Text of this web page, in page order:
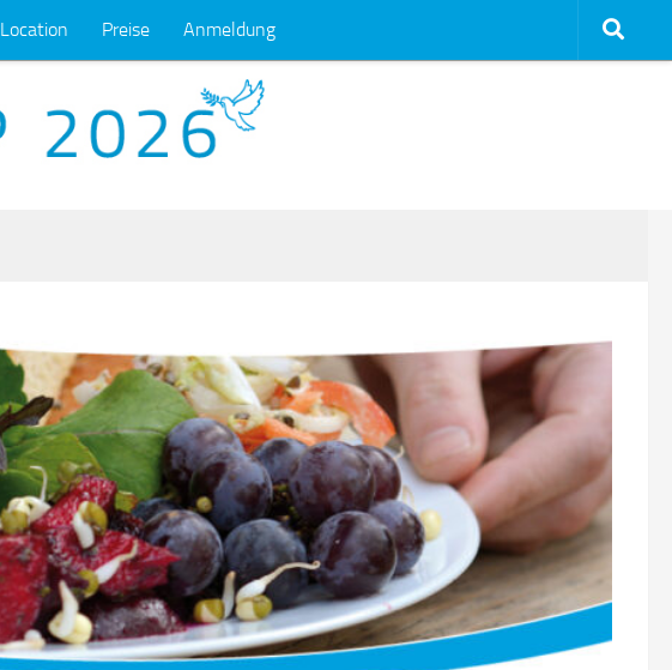
Location Preise Anmeldung